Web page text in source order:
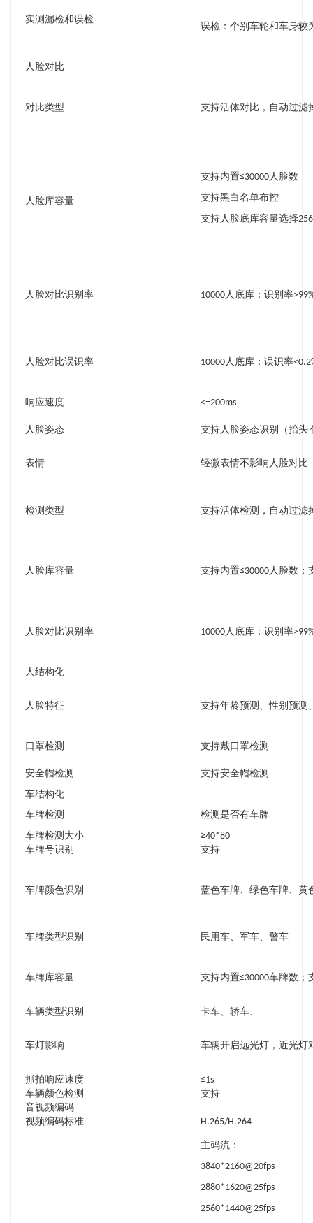
实测漏检和误检
误检：个别车轮和车身较
人脸对比
对比类型 支持活体对比，自动过滤
人脸库容量
支持内置≤30000人脸数
支持黑白名单布控
支持人脸底库容量选择
人脸对比识别率 10000人底库：识别率
人脸对比误识率 10000人底库：误识率
响应速度 <=200ms
人脸姿态 支持人脸姿态识别（抬头
表情 轻微表情不影响人脸对比
检测类型 支持活体检测，自动过滤
人脸库容量 支持内置≤30000人脸数；
人脸对比识别率 10000人底库：识别率
人结构化
人脸特征 支持年龄预测、性别预测
口罩检测 支持戴口罩检测
安全帽检测
支持安全帽检测
车结构化
车牌检测
检测是否有车牌
车牌检测大小
≥40*80
车牌号识别
支持
车牌颜色识别 蓝色车牌、绿色车牌、黄
车牌类型识别 民用车、军车、警车
车牌库容量 支持内置≤30000车牌数；
车辆类型识别 卡车、轿车、
车灯影响 车辆开启远光灯，近光灯
抓拍响应速度
≤1s
车辆颜色检测
支持
音视频编码
视频编码标准
H.265/H.264
主码流：
3840*2160@20fps
2880*1620@25fps
2560*1440@25fps